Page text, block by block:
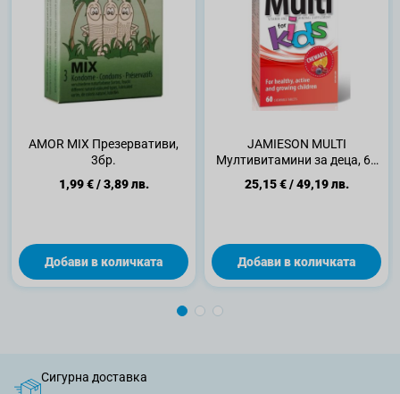
AMOR MIX Презервативи,
3бр.
1,99 €/3,89 лв.
Добави в количката
JAMIESON MULTI
Мултивитамини за деца, 60
дъвчащи таблетки
25,15 €/49,19 лв.
Добави в количката
Сигурна доставка